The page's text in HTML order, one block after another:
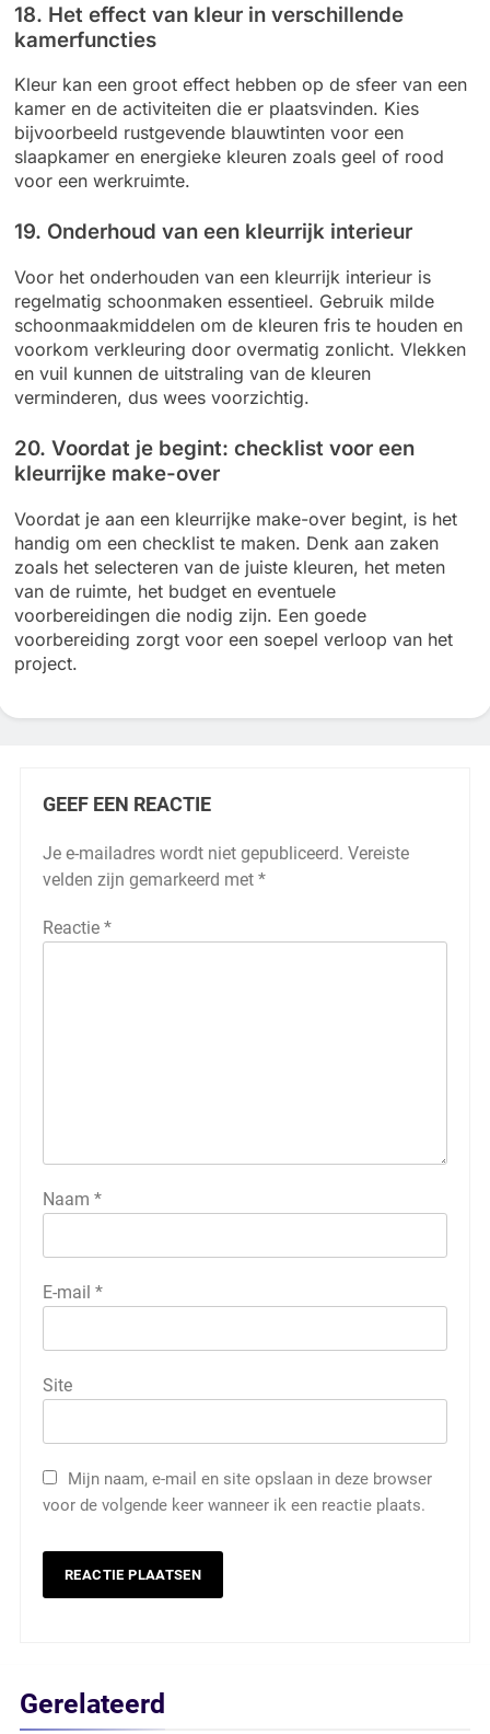
18. Het effect van kleur in verschillende
kamerfuncties
Kleur kan een groot effect hebben op de sfeer van een
kamer en de activiteiten die er plaatsvinden. Kies
bijvoorbeeld rustgevende blauwtinten voor een
slaapkamer en energieke kleuren zoals geel of rood
voor een werkruimte.
19. Onderhoud van een kleurrijk interieur
Voor het onderhouden van een kleurrijk interieur is
regelmatig schoonmaken essentieel. Gebruik milde
schoonmaakmiddelen om de kleuren fris te houden en
voorkom verkleuring door overmatig zonlicht. Vlekken
en vuil kunnen de uitstraling van de kleuren
verminderen, dus wees voorzichtig.
20. Voordat je begint: checklist voor een
kleurrijke make-over
Voordat je aan een kleurrijke make-over begint, is het
handig om een checklist te maken. Denk aan zaken
zoals het selecteren van de juiste kleuren, het meten
van de ruimte, het budget en eventuele
voorbereidingen die nodig zijn. Een goede
voorbereiding zorgt voor een soepel verloop van het
project.
GEEF EEN REACTIE
Je e-mailadres wordt niet gepubliceerd. Vereiste
velden zijn gemarkeerd met *
Reactie *
Naam *
E-mail *
Site
Mijn naam, e-mail en site opslaan in deze browser
voor de volgende keer wanneer ik een reactie plaats.
Gerelateerd